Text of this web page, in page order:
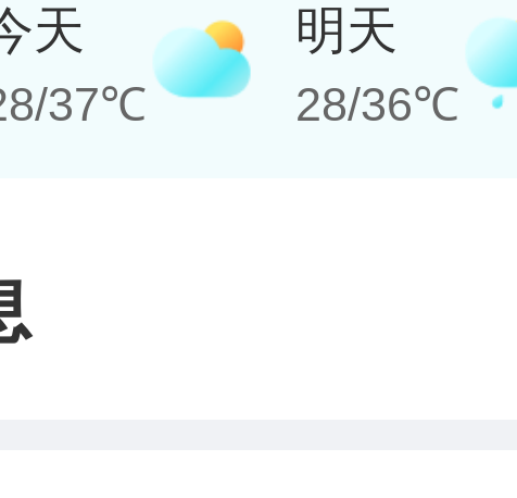
天
37℃
明天
28/36℃